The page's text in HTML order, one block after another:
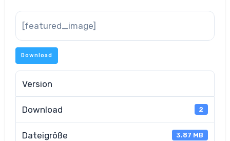
[featured_image]
Download
Version
Download 2
Dateigröße 3.87 MB